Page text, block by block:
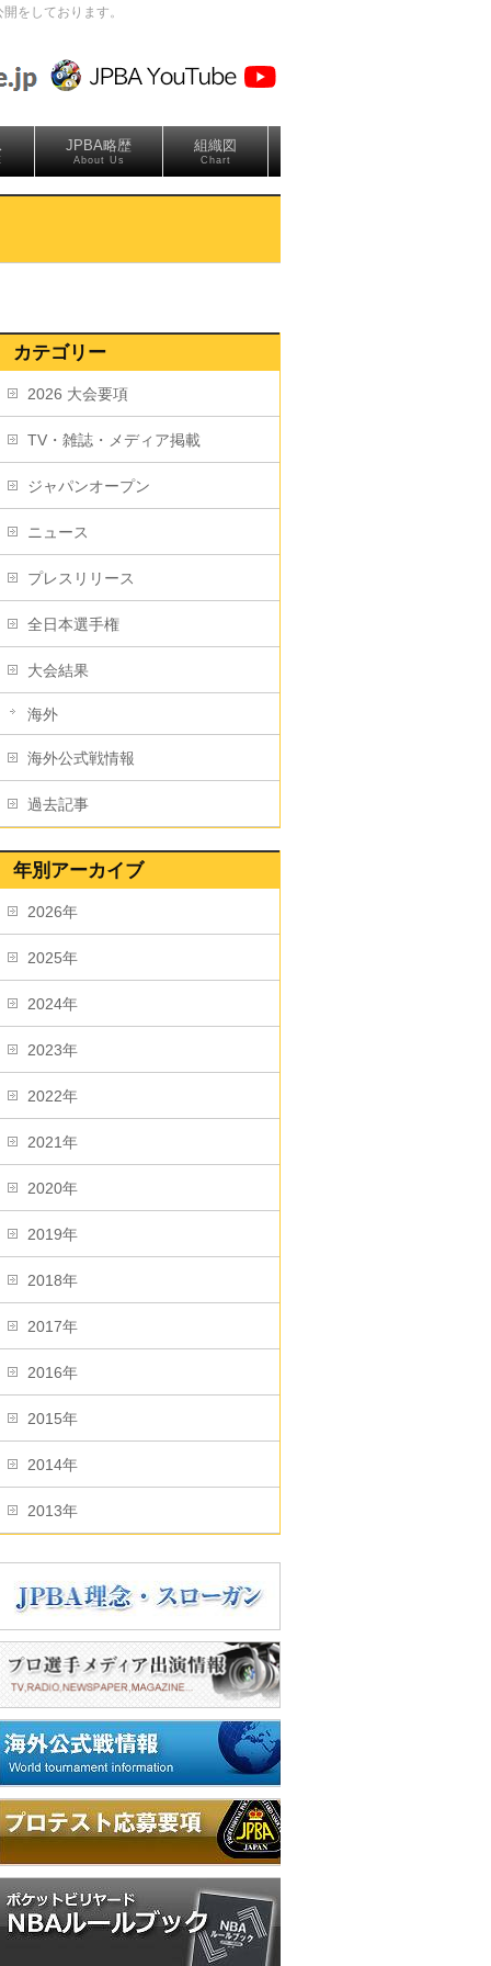
をしております。
JPBA略歴
About Us
組織図
Chart
カテゴリー
2026 大会要項
TV・雑誌・メディア掲載
ジャパンオープン
ニュース
プレスリリース
全日本選手権
大会結果
海外
海外公式戦情報
過去記事
年別アーカイブ
2026年
2025年
2024年
2023年
2022年
2021年
2020年
2019年
2018年
2017年
2016年
2015年
2014年
2013年